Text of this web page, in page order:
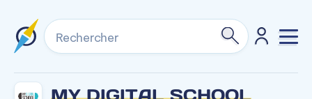
Rechercher